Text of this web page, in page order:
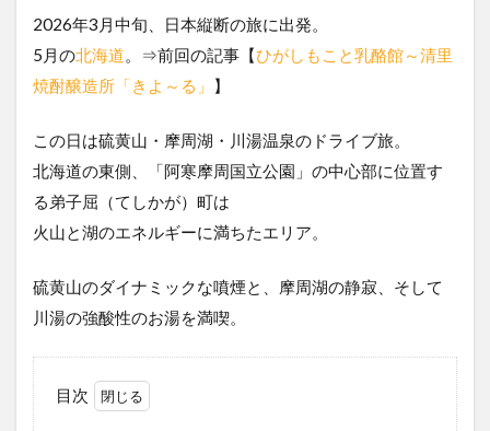
2026年3月中旬、日本縦断の旅に出発。
5月の北海道。⇒前回の記事【ひがしもこと乳酪館～清里
焼酎醸造所「きよ～る」
】
この日は硫黄山・摩周湖・川湯温泉のドライブ旅。
北海道の東側、「阿寒摩周国立公園」の中心部に位置す
る弟子屈（てしかが）町は
火山と湖のエネルギーに満ちたエリア。
硫黄山のダイナミックな噴煙と、摩周湖の静寂、そして
川湯の強酸性のお湯を満喫。
目次